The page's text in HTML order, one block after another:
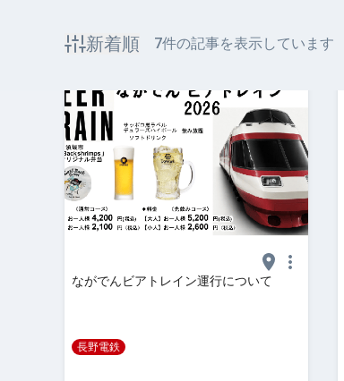
新着順 7件の記事を表示しています
ながでんビアトレイン運行について
長野電鉄